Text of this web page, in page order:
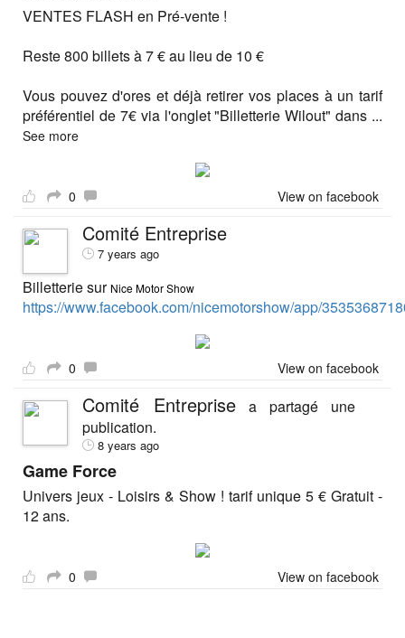
VENTES FLASH en Pré-vente !
Reste 800 billets à 7 € au lieu de 10 €
Vous pouvez d'ores et déjà retirer vos places à un tarif
préférentiel de 7€ via l'onglet "Billetterie Wilout" dans ...
See more
0 View on facebook
Comité Entreprise
7 years ago
Billetterie sur Nice Motor Show
https://www.facebook.com/nicemotorshow/app/
0 View on facebook
Comité Entreprise a partagé une
publication.
8 years ago
Game Force
Univers jeux - Loisirs & Show ! tarif unique 5 € Gratuit -
12 ans.
0 View on facebook